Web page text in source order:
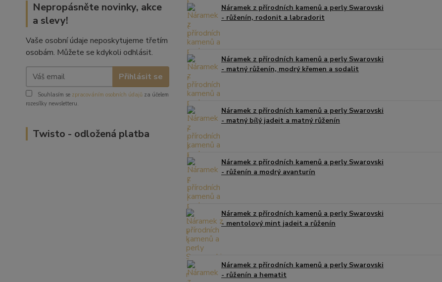
Nepropásněte novinky, akce
a slevy!
Vaše osobní údaje neposkytujeme třetím
osobám. Můžete se kdykoli odhlásit.
Přihlásit se
Souhlasím se zpracováním osobních údajů za účelem
rozesílky newsletteru.
Twisto - odložená platba
Náramek z přírodních kamenů a perly Swarovski
- růženín, rodonit a labradorit
Náramek z přírodních kamenů a perly Swarovski
- matný růženín, modrý křemen a sodalit
Náramek z přírodních kamenů a perly Swarovski
- matný bílý jadeit a matný růženín
Náramek z přírodních kamenů a perly Swarovski
- růženín a modrý avanturín
Náramek z přírodních kamenů a perly Swarovski
- mentolový mint jadeit a růženín
Náramek z přírodních kamenů a perly Swarovski
- růženín a hematit